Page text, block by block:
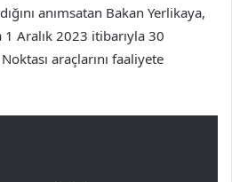
anımsatan Bakan Yerlikaya,
1 Aralık 2023 itibarıyla 30
araçlarını faaliyete